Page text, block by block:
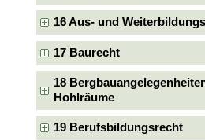
16 Aus- und
17 Baurecht
18
Hohlräume
19 Berufsbildungsrecht